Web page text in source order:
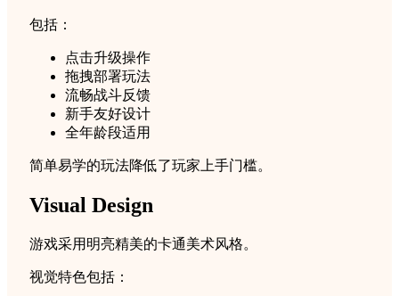
包括：
点击升级操作
拖拽部署玩法
流畅战斗反馈
新手友好设计
全年龄段适用
简单易学的玩法降低了玩家上手门槛。
Visual Design
游戏采用明亮精美的卡通美术风格。
视觉特色包括：